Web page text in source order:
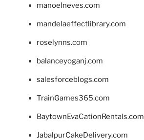
manoelneves.com
mandelaeffectlibrary.com
roselynns.com
balanceyoganj.com
salesforceblogs.com
TrainGames365.com
BaytownEvaCationRentals.com
JabalpurCakeDelivery.com